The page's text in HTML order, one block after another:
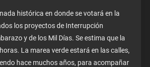
histórica en donde se votará en la
los proyectos de Interrupción
y de los Mil Días. Se estima que la
La marea verde estará en las calles,
hace muchos años, para acompañar